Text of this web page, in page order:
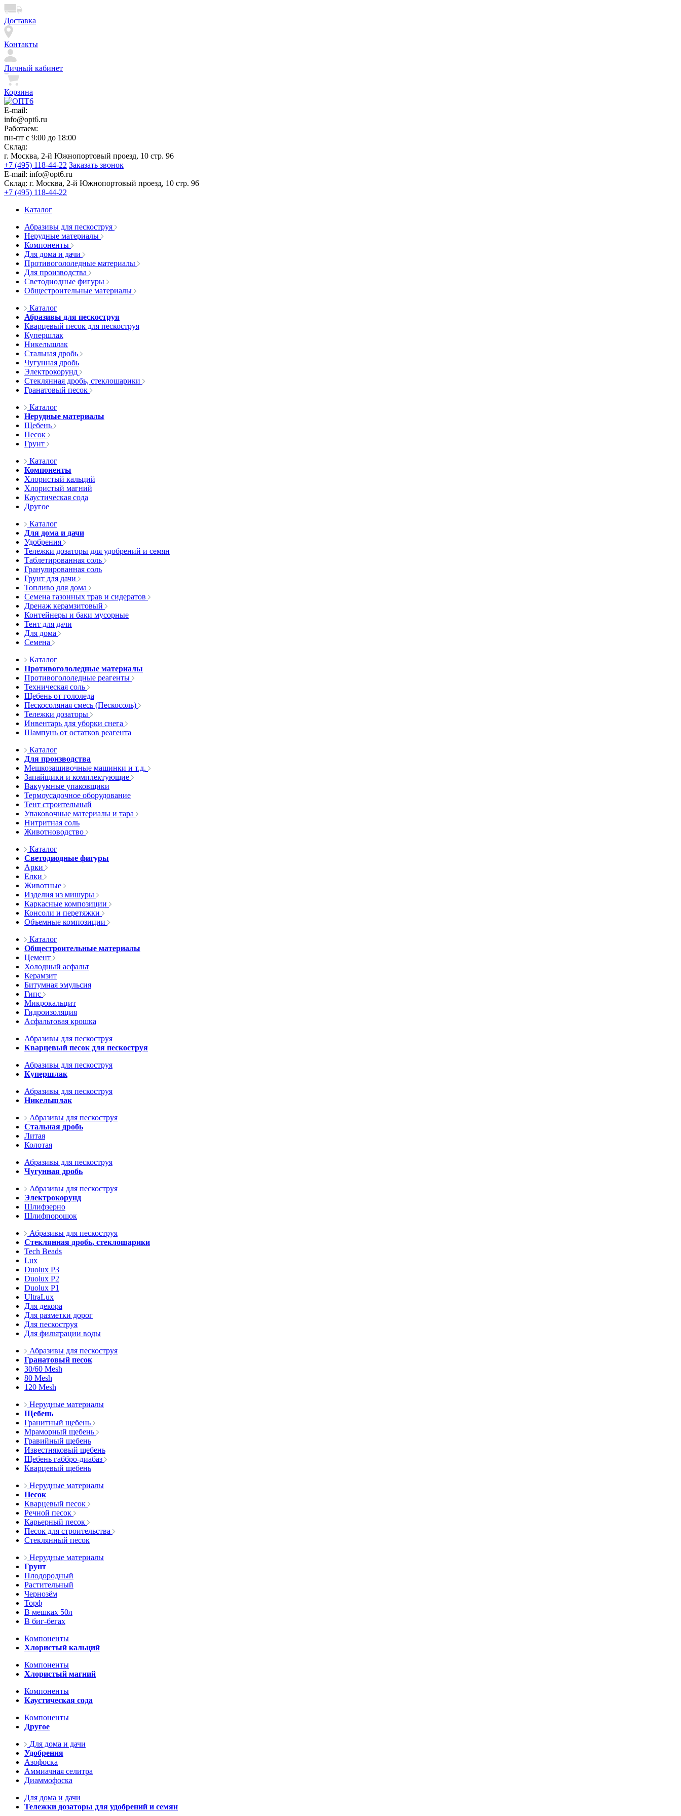
Доставка
Контакты
Личный кабинет
Корзина
E-mail:
info@opt6.ru
Работаем:
пн-пт с 9:00 до 18:00
Склад:
г. Москва, 2-й Южнопортовый проезд, 10 стр. 96
+7 (495) 118-44-22 Заказать звонок
E-mail: info@opt6.ru
Склад: г. Москва, 2-й Южнопортовый проезд, 10 стр. 96
+7 (495) 118-44-22
Каталог
Абразивы для пескоструя
Нерудные материалы
Компоненты
Для дома и дачи
Противогололедные материалы
Для производства
Светодиодные фигуры
Общестроительные материалы
Каталог
Абразивы для пескоструя
Кварцевый песок для пескоструя
Купершлак
Никельшлак
Стальная дробь
Чугунная дробь
Электрокорунд
Стеклянная дробь, стеклошарики
Гранатовый песок
Каталог
Нерудные материалы
Щебень
Песок
Грунт
Каталог
Компоненты
Хлористый кальций
Хлористый магний
Каустическая сода
Другое
Каталог
Для дома и дачи
Удобрения
Тележки дозаторы для удобрений и семян
Таблетированная соль
Гранулированная соль
Грунт для дачи
Топливо для дома
Семена газонных трав и сидератов
Дренаж керамзитовый
Контейнеры и баки мусорные
Тент для дачи
Для дома
Семена
Каталог
Противогололедные материалы
Противогололедные реагенты
Техническая соль
Щебень от гололеда
Пескосоляная смесь (Пескосоль)
Тележки дозаторы
Инвентарь для уборки снега
Шампунь от остатков реагента
Каталог
Для производства
Мешкозашивочные машинки и т.д.
Запайщики и комплектующие
Вакуумные упаковщики
Термоусадочное оборудование
Тент строительный
Упаковочные материалы и тара
Нитритная соль
Животноводство
Каталог
Светодиодные фигуры
Арки
Елки
Животные
Изделия из мишуры
Каркасные композиции
Консоли и перетяжки
Объемные композиции
Каталог
Общестроительные материалы
Цемент
Холодный асфальт
Керамзит
Битумная эмульсия
Гипс
Микрокальцит
Гидроизоляция
Асфальтовая крошка
Абразивы для пескоструя
Кварцевый песок для пескоструя
Абразивы для пескоструя
Купершлак
Абразивы для пескоструя
Никельшлак
Абразивы для пескоструя
Стальная дробь
Литая
Колотая
Абразивы для пескоструя
Чугунная дробь
Абразивы для пескоструя
Электрокорунд
Шлифзерно
Шлифпорошок
Абразивы для пескоструя
Стеклянная дробь, стеклошарики
Tech Beads
Lux
Duolux P3
Duolux P2
Duolux P1
UltraLux
Для декора
Для разметки дорог
Для пескоструя
Для фильтрации воды
Абразивы для пескоструя
Гранатовый песок
30/60 Mesh
80 Mesh
120 Mesh
Нерудные материалы
Щебень
Гранитный щебень
Мраморный щебень
Гравийный щебень
Известняковый щебень
Щебень габбро-диабаз
Кварцевый щебень
Нерудные материалы
Песок
Кварцевый песок
Речной песок
Карьерный песок
Песок для строительства
Стеклянный песок
Нерудные материалы
Грунт
Плодородный
Растительный
Чернозём
Торф
В мешках 50л
В биг-бегах
Компоненты
Хлористый кальций
Компоненты
Хлористый магний
Компоненты
Каустическая сода
Компоненты
Другое
Для дома и дачи
Удобрения
Азофоска
Аммиачная селитра
Диаммофоска
Для дома и дачи
Тележки дозаторы для удобрений и семян